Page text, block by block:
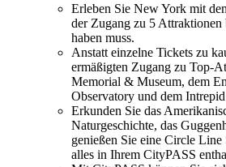
Erleben Sie New York mit
der Zugang zu 5 Attraktionen
haben muss.
Anstatt einzelne Tickets zu
ermäßigten Zugang zu Top-
Memorial & Museum, dem
Observatory und dem
Erkunden Sie das
Naturgeschichte, das
genießen Sie eine Circle
alles in Ihrem CityPASS